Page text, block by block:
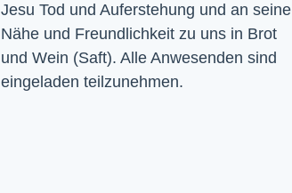
Jesu Tod und Auferstehung und an seine
Nähe und Freundlichkeit zu uns in Brot
und Wein (Saft). Alle Anwesenden sind
eingeladen teilzunehmen.